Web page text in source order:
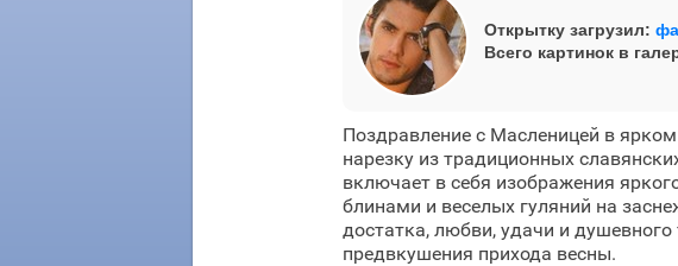
Открытку загрузил:
Всего картинок в
Поздравление с Масленицей в
нарезку из традиционных
включает в себя изображения
блинами и веселых гуляний на
достатка, любви, удачи и
предвкушения прихода весны.